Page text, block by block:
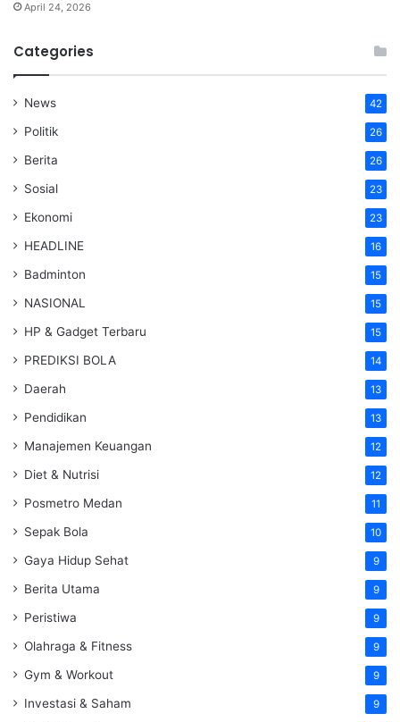
April 24, 2026
Categories
News 42
Politik 26
Berita 26
Sosial 23
Ekonomi 23
HEADLINE 16
Badminton 15
NASIONAL 15
HP & Gadget Terbaru 15
PREDIKSI BOLA 14
Daerah 13
Pendidikan 13
Manajemen Keuangan 12
Diet & Nutrisi 12
Posmetro Medan 11
Sepak Bola 10
Gaya Hidup Sehat 9
Berita Utama 9
Peristiwa 9
Olahraga & Fitness 9
Gym & Workout 9
Investasi & Saham 9